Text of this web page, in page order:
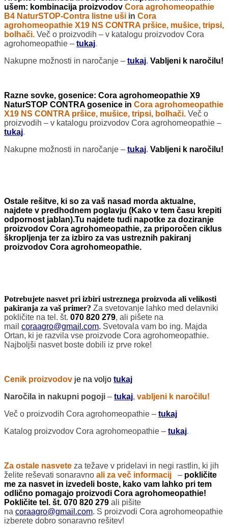
ušem: kombinacija proizvodov Cora agrohomeopathie
B4 NaturSTOP-Contra listne uši in Cora
agrohomeopathie X19 NS CONTRA pršice, mušice, tripsi,
bolhači. Več o proizvodih – v katalogu proizvodov Cora
agrohomeopathie – tukaj.
Nakupne možnosti in naročanje – tukaj. Vabljeni k naročilu!
Razne sovke, gosenice: Cora agrohomeopathie X9
NaturSTOP CONTRA gosenice in Cora agrohomeopathie
X19 NS CONTRA pršice, mušice, tripsi, bolhači. Več o
proizvodih – v katalogu proizvodov Cora agrohomeopathie –
tukaj.
Nakupne možnosti in naročanje – tukaj. Vabljeni k naročilu!
Ostale rešitve, ki so za vaš nasad morda aktualne,
najdete v predhodnem poglavju (Kako v tem času krepiti
odpornost jablan).Tu najdete tudi napotke za doziranje
proizvodov Cora agrohomeopathie, za priporočen ciklus
škropljenja ter za izbiro za vas ustreznih pakiranj
proizvodov Cora agrohomeopathie.
Potrebujete nasvet pri izbiri ustreznega proizvoda ali velikosti
pakiranja za vaš primer? Za svetovanje lahko med delavniki
pokličite na tel. št. 070 820 279, ali pišete na
mail coraagro@gmail.com. Svetovala vam bo ing. Majda
Ortan, ki je razvila vse proizvode Cora agrohomeopathie.
Najboljši nasvet boste dobili iz prve roke!
Cenik proizvodov je na voljo tukaj
Naročila in nakupni pogoji – tukaj, vabljeni k naročilu!
Več o proizvodih Cora agrohomeopathie – tukaj
Katalog proizvodov Cora agrohomeopathie – tukaj.
Za ostale nasvete za težave v pridelavi in negi rastlin, ki jih
želite reševati sonaravno ali za več informacij – pokličite
me za nasvet in izvedeli boste, kako vam lahko pri tem
odlično pomagajo proizvodi Cora agrohomeopathie!
Pokličite tel. št. 070 820 279 ali pišite
na coraagro@gmail.com. S proizvodi Cora agrohomeopathie
izberete dobro sonaravno rešitev!